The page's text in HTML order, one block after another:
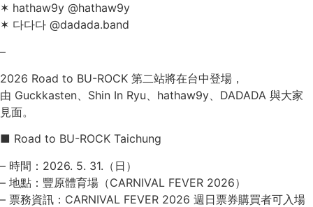
✶ hathaw9y @hathaw9y
✶ 다다다 @dadada.band
–
2026 Road to BU-ROCK 第二站將在台中登場，
由 Guckkasten、Shin In Ryu、hathaw9y、DADADA 與大家
見面。
■ Road to BU-ROCK Taichung
– 時間：2026. 5. 31.（日）
– 地點：豐原體育場（CARNIVAL FEVER 2026）
– 票務資訊：CARNIVAL FEVER 2026 週日票券購買者可入場